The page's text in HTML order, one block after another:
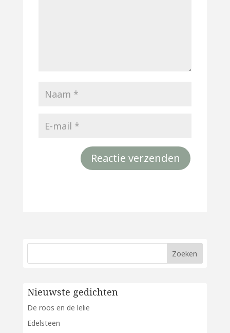
Nieuwste gedichten
De roos en de lelie
Edelsteen